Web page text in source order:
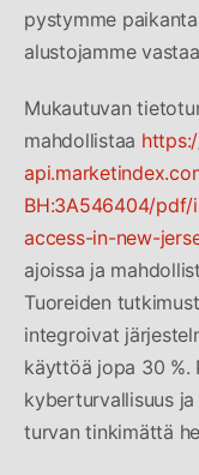
pystymme
alustojamme
Mukautuvan
mahdollistaa
BH:3A546404/
access-in-new-
ajoissa ja
Tuoreiden
integroivat
käyttöä jopa 30 %.
kyberturvallisuus
turvan tinkimättä